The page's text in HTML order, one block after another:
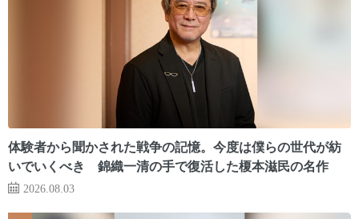
体験者から聞かされた戦争の記憶。今度は僕らの世代が紡
いでいくべき 錦織一清の手で復活した榎本滋民の名作
2026.08.03